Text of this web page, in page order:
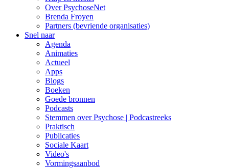
Over PsychoseNet
Brenda Froyen
Partners (bevriende organisaties)
Snel naar
Agenda
Animaties
Actueel
Apps
Blogs
Boeken
Goede bronnen
Podcasts
Stemmen over Psychose | Podcastreeks
Praktisch
Publicaties
Sociale Kaart
Video's
Vormingsaanbod